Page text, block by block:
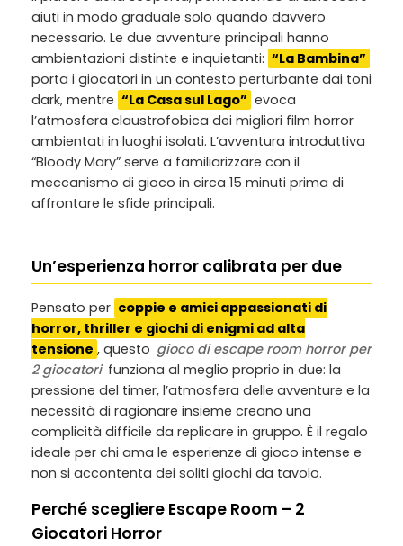
aiuti in modo graduale solo quando davvero
necessario. Le due avventure principali hanno
ambientazioni distinte e inquietanti: “La Bambina”
porta i giocatori in un contesto perturbante dai toni
dark, mentre “La Casa sul Lago” evoca
l’atmosfera claustrofobica dei migliori film horror
ambientati in luoghi isolati. L’avventura introduttiva
“Bloody Mary” serve a familiarizzare con il
meccanismo di gioco in circa 15 minuti prima di
affrontare le sfide principali.
Un’esperienza horror calibrata per due
Pensato per coppie e amici appassionati di
horror, thriller e giochi di enigmi ad alta
tensione , questo gioco di escape room horror per
2 giocatori funziona al meglio proprio in due: la
pressione del timer, l’atmosfera delle avventure e la
necessità di ragionare insieme creano una
complicità difficile da replicare in gruppo. È il regalo
ideale per chi ama le esperienze di gioco intense e
non si accontenta dei soliti giochi da tavolo.
Perché scegliere Escape Room – 2
Giocatori Horror